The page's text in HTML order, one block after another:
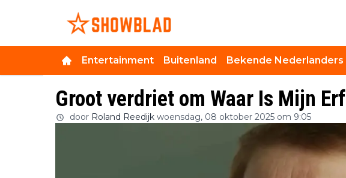
Entertainment Buitenland Bekende Nederlanders
Groot verdriet om Waar Is Mijn
door Roland Reedijk woensdag, 08 oktober 2025 om 9:05